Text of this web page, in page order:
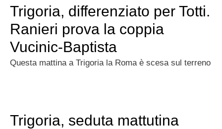
Trigoria, differenziato per Totti.
Ranieri prova la coppia
Vucinic-Baptista
Questa mattina a Trigoria la Roma è scesa sul terreno
Trigoria, seduta mattutina